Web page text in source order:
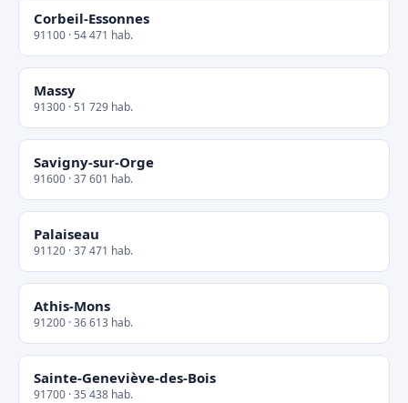
Corbeil-Essonnes
91100 · 54 471 hab.
Massy
91300 · 51 729 hab.
Savigny-sur-Orge
91600 · 37 601 hab.
Palaiseau
91120 · 37 471 hab.
Athis-Mons
91200 · 36 613 hab.
Sainte-Geneviève-des-Bois
91700 · 35 438 hab.